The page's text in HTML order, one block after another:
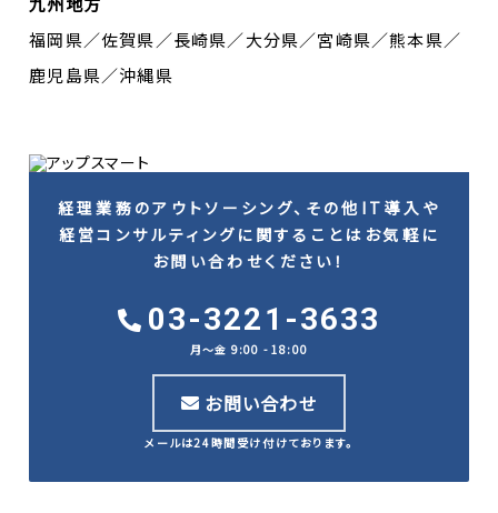
福岡県／佐賀県／長崎県／大分県／宮崎県／熊本県／
鹿児島県／沖縄県
経理業務のアウトソーシング、その他IT導入や
経営コンサルティングに関することはお気軽に
お問い合わせください！
03-3221-3633
月〜金 9:00 - 18:00
お問い合わせ
メールは24時間受け付けております。